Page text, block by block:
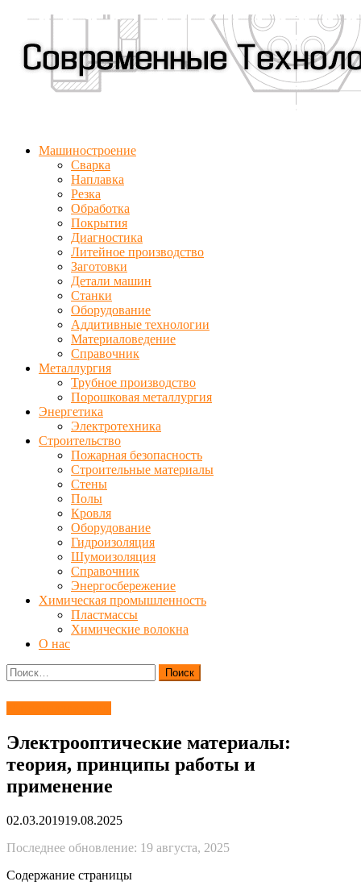
Машиностроение
Сварка
Наплавка
Резка
Обработка
Покрытия
Диагностика
Литейное производство
Заготовки
Детали машин
Станки
Оборудование
Аддитивные технологии
Материаловедение
Справочник
Металлургия
Трубное производство
Порошковая металлургия
Энергетика
Электротехника
Строительство
Пожарная безопасность
Строительные материалы
Стены
Полы
Кровля
Оборудование
Гидроизоляция
Шумоизоляция
Справочник
Энергосбережение
Химическая промышленность
Пластмассы
Химические волокна
О нас
Найти:
Электрооптические материалы:
теория, принципы работы и
применение
02.03.201919.08.2025
Последнее обновление: 19 августа, 2025
Содержание страницы